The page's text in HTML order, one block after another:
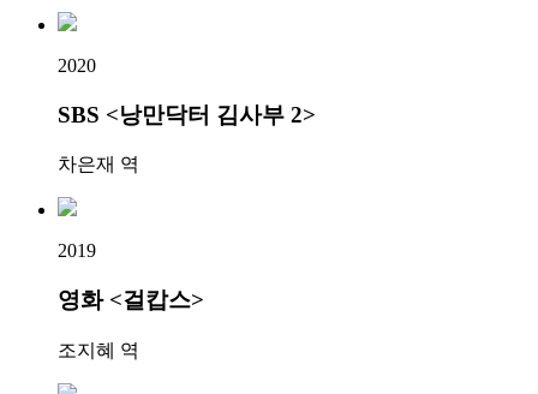
2020
SBS <낭만닥터 김사부 2>
차은재 역
2019
영화 <걸캅스>
조지혜 역